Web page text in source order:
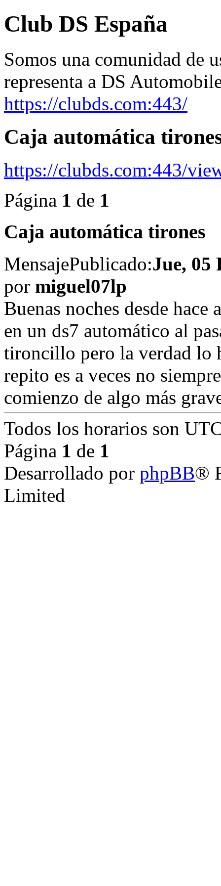
Club DS España
Somos una comunidad de
representa a DS
https://clubds.com:443/
Caja automática
https://clubds.com:443/
Página 1 de 1
Caja automática tirones
MensajePublicado:Jue, 05
por miguel07lp
Buenas noches desde
en un ds7 automático al
tironcillo pero la verdad lo
repito es a veces no
comienzo de algo más
Todos los horarios son
Página 1 de 1
Desarrollado por phpBB®
Limited